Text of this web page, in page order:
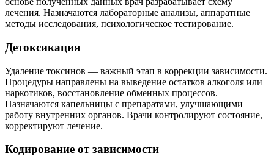
лечения. Назначаются лабораторные анализы, аппаратные
методы исследования, психологическое тестирование.
Детоксикация
Удаление токсинов — важный этап в коррекции зависимости.
Процедуры направлены на выведение остатков алкоголя или
наркотиков, восстановление обменных процессов.
Назначаются капельницы с препаратами, улучшающими
работу внутренних органов. Врачи контролируют состояние,
корректируют лечение.
Кодирование от зависимости